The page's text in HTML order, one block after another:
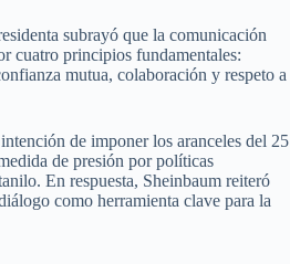
subrayó que la comunicación
cuatro principios fundamentales:
mutua, colaboración y respeto a
de imponer los aranceles del 25
de presión por políticas
En respuesta, Sheinbaum reiteró
como herramienta clave para la